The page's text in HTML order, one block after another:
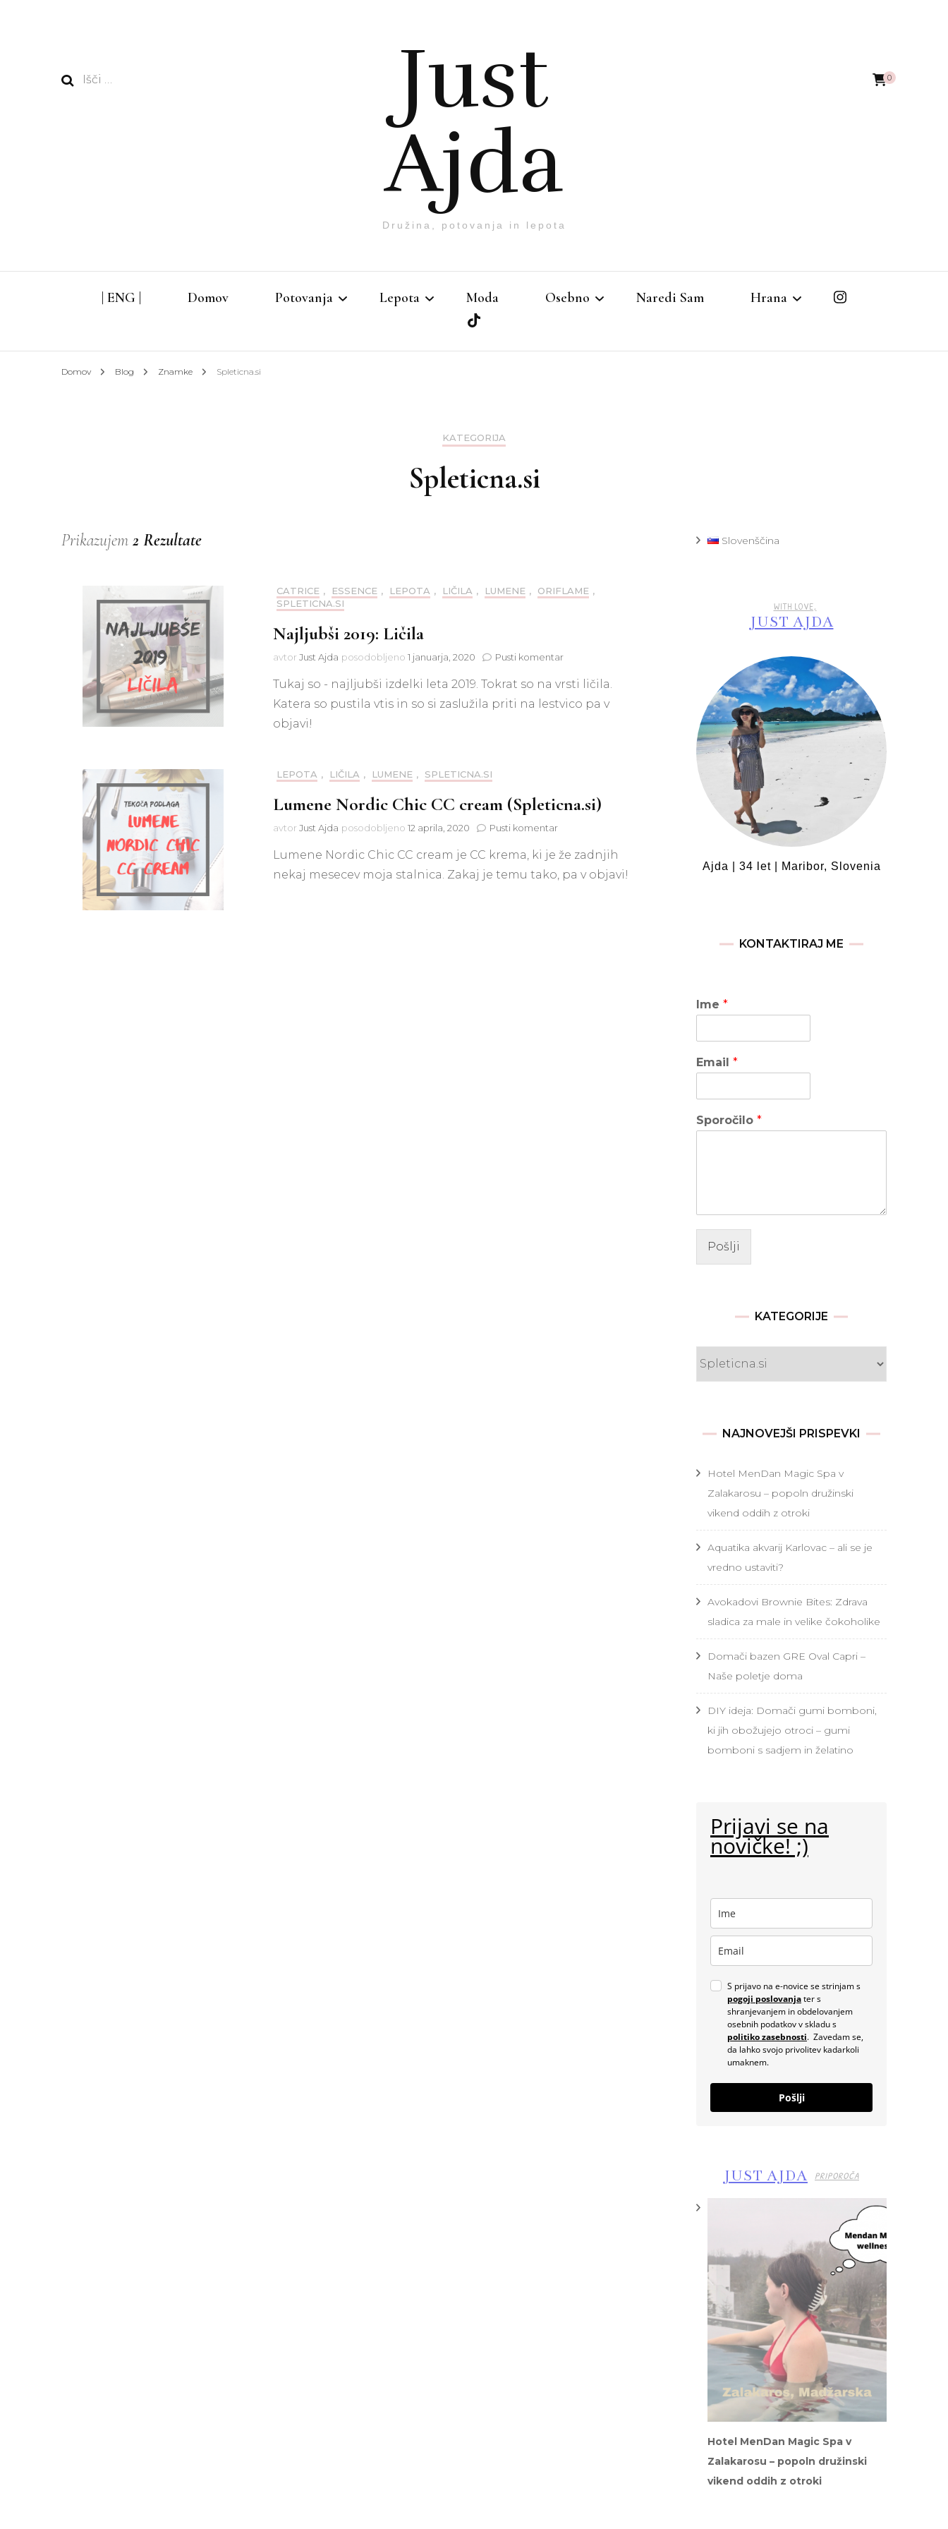
Išči:
Just
Ajda
Družina, potovanja in lepota
0
| ENG | Domov Potovanja Lepota
Nohti
Moda Osebno Naredi Sam Hrana
Domov Blog Znamke Spleticna.si
KATEGORIJA
Spleticna.si
Prikazujem 2 Rezultate
CATRICE , ESSENCE , LEPOTA , LIČILA , LUMENE , ORIFLAME ,
SPLETICNA.SI
Najljubši 2019: Ličila
avtor Just Ajda posodobljeno 1 januarja, 2020 Pusti komentarna
2019:
Ličila
Tukaj so - najljubši izdelki leta 2019. Tokrat so na vrsti ličila.
Katera so pustila vtis in so si zaslužila priti na lestvico pa v
objavi!
LEPOTA , LIČILA , LUMENE , SPLETICNA.SI
Lumene Nordic Chic CC cream (Spleticna.si)
avtor Just Ajda posodobljeno 12 aprila, 2020 Pusti komentarna
Nordic
CC
Lumene Nordic Chic CC cream je CC krema, ki je že zadnjih
nekaj mesecev moja stalnica. Zakaj je temu tako, pa v objavi!
Slovenščina
WITH LOVE,
JUST AJDA
Ajda | 34 let | Maribor, Slovenia
KONTAKTIRAJ ME
Ime *
Email *
Sporočilo *
Pošlji
KATEGORIJE
NAJNOVEJŠI PRISPEVKI
Hotel MenDan Magic Spa v
Zalakarosu – popoln družinski
vikend oddih z otroki
Aquatika akvarij Karlovac – ali se je
vredno ustaviti?
Avokadovi Brownie Bites: Zdrava
sladica za male in velike čokoholike
Domači bazen GRE Oval Capri –
Naše poletje doma
DIY ideja: Domači gumi bomboni,
ki jih obožujejo otroci – gumi
bomboni s sadjem in želatino
Prijavi se na
novičke! ;)
S prijavo na e-novice se strinjam s
pogoji poslovanjater s
shranjevanjem in obdelovanjem
osebnih podatkov v skladu s
politiko zasebnosti. Zavedam se,
da lahko svojo privolitev kadarkoli
umaknem.
Pošlji
JUST AJDA PRIPOROČA
Hotel MenDan Magic Spa v
Zalakarosu – popoln družinski
vikend oddih z otroki